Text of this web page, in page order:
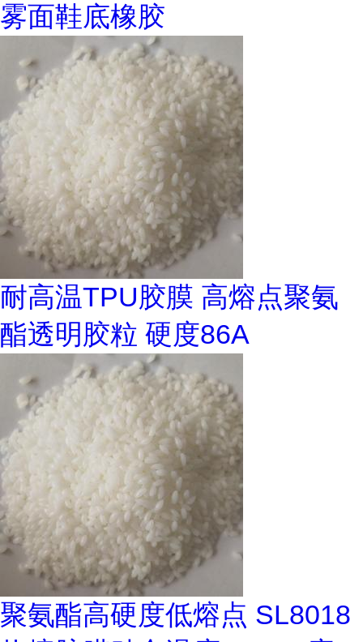
雾面鞋底橡胶
耐高温TPU胶膜 高熔点聚氨
酯透明胶粒 硬度86A
聚氨酯高硬度低熔点 SL8018